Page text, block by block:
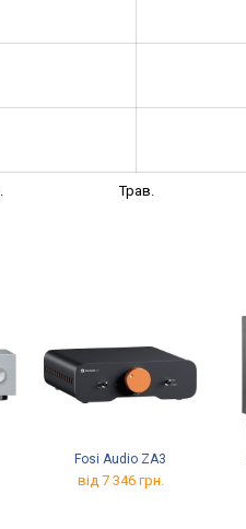
Трав.
Fosi Audio ZA3
від 7 346 грн.